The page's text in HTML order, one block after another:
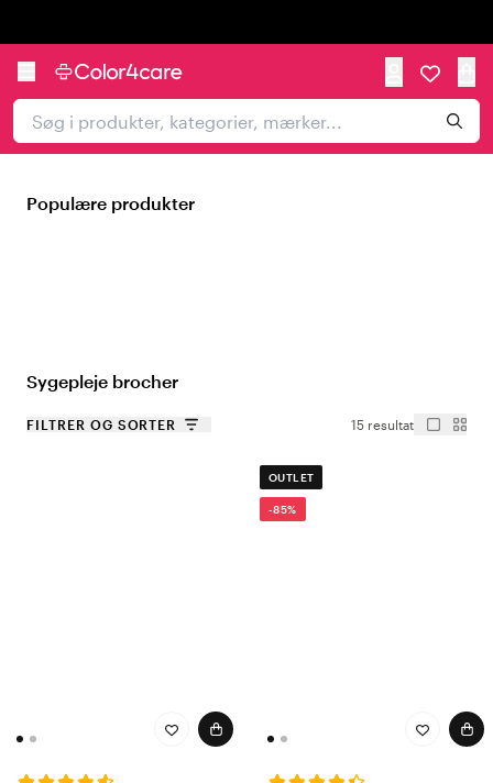
Populære produkter
Sygepleje brocher
FILTRER OG SORTER 15 resultat
OUTLET
-85%